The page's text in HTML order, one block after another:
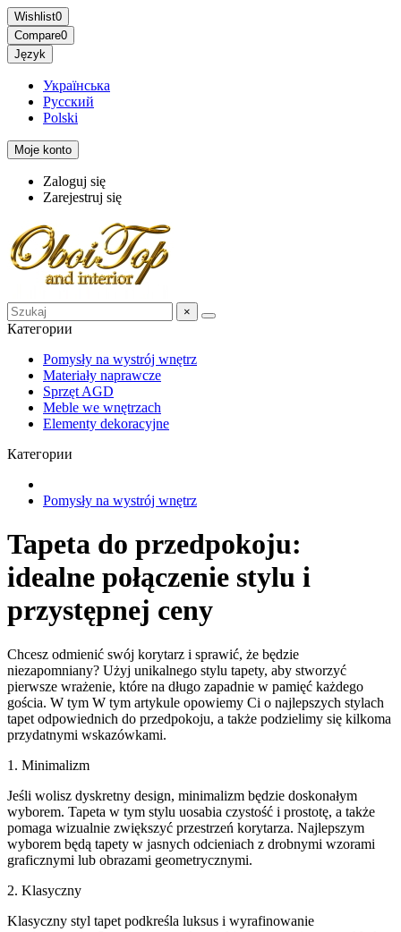
Wishlist0
Compare0
Język
Українська
Русский
Polski
Moje konto
Zaloguj się
Zarejestruj się
×
Категории
Pomysły na wystrój wnętrz
Materiały naprawcze
Sprzęt AGD
Meble we wnętrzach
Elementy dekoracyjne
Категории
Pomysły na wystrój wnętrz
Tapeta do przedpokoju:
idealne połączenie stylu i
przystępnej ceny
Chcesz odmienić swój korytarz i sprawić, że będzie
niezapomniany? Użyj unikalnego stylu tapety, aby stworzyć
pierwsze wrażenie, które na długo zapadnie w pamięć każdego
gościa. W tym W tym artykule opowiemy Ci o najlepszych stylach
tapet odpowiednich do przedpokoju, a także podzielimy się kilkoma
przydatnymi wskazówkami.
1. Minimalizm
Jeśli wolisz dyskretny design, minimalizm będzie doskonałym
wyborem. Tapeta w tym stylu uosabia czystość i prostotę, a także
pomaga wizualnie zwiększyć przestrzeń korytarza. Najlepszym
wyborem będą tapety w jasnych odcieniach z drobnymi wzorami
graficznymi lub obrazami geometrycznymi.
2. Klasyczny
Klasyczny styl tapet podkreśla luksus i wyrafinowanie